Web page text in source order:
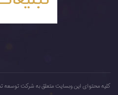
کلیه محتوای این وبسایت متعلق به شرکت توسعه